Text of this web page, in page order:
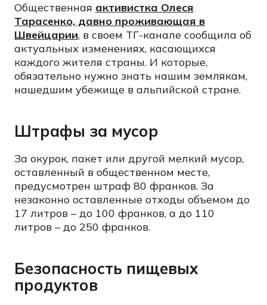
Общественная активистка Олеся
Тарасенко, давно проживающая в
Швейцарии, в своем ТГ-канале сообщила об
актуальных изменениях, касающихся
каждого жителя страны. И которые,
обязательно нужно знать нашим землякам,
нашедшим убежище в альпийской стране.
Штрафы за мусор
За окурок, пакет или другой мелкий мусор,
оставленный в общественном месте,
предусмотрен штраф 80 франков. За
незаконно оставленные отходы объемом до
17 литров – до 100 франков, а до 110
литров – до 250 франков.
Безопасность пищевых
продуктов